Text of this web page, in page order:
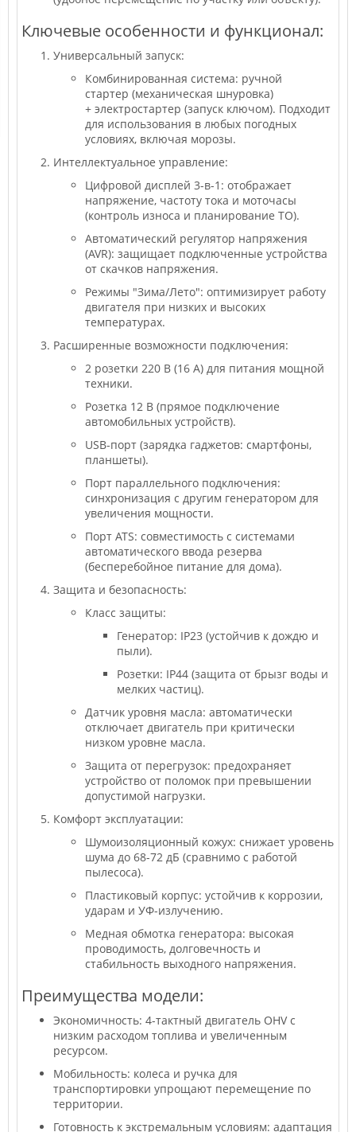
Ключевые особенности и функционал:
Универсальный запуск:
Комбинированная система: ручной
стартер (механическая шнуровка)
+ электростартер (запуск ключом). Подходит
для использования в любых погодных
условиях, включая морозы.
Интеллектуальное управление:
Цифровой дисплей 3-в-1: отображает
напряжение, частоту тока и моточасы
(контроль износа и планирование ТО).
Автоматический регулятор напряжения
(AVR): защищает подключенные устройства
от скачков напряжения.
Режимы "Зима/Лето": оптимизирует работу
двигателя при низких и высоких
температурах.
Расширенные возможности подключения:
2 розетки 220 В (16 А) для питания мощной
техники.
Розетка 12 В (прямое подключение
автомобильных устройств).
USB-порт (зарядка гаджетов: смартфоны,
планшеты).
Порт параллельного подключения:
синхронизация с другим генератором для
увеличения мощности.
Порт ATS: совместимость с системами
автоматического ввода резерва
(бесперебойное питание для дома).
Защита и безопасность:
Класс защиты:
Генератор: IP23 (устойчив к дождю и
пыли).
Розетки: IP44 (защита от брызг воды и
мелких частиц).
Датчик уровня масла: автоматически
отключает двигатель при критически
низком уровне масла.
Защита от перегрузок: предохраняет
устройство от поломок при превышении
допустимой нагрузки.
Комфорт эксплуатации:
Шумоизоляционный кожух: снижает уровень
шума до 68-72 дБ (сравнимо с работой
пылесоса).
Пластиковый корпус: устойчив к коррозии,
ударам и УФ-излучению.
Медная обмотка генератора: высокая
проводимость, долговечность и
стабильность выходного напряжения.
Преимущества модели:
Экономичность: 4-тактный двигатель OHV с
низким расходом топлива и увеличенным
ресурсом.
Мобильность: колеса и ручка для
транспортировки упрощают перемещение по
территории.
Готовность к экстремальным условиям: адаптация